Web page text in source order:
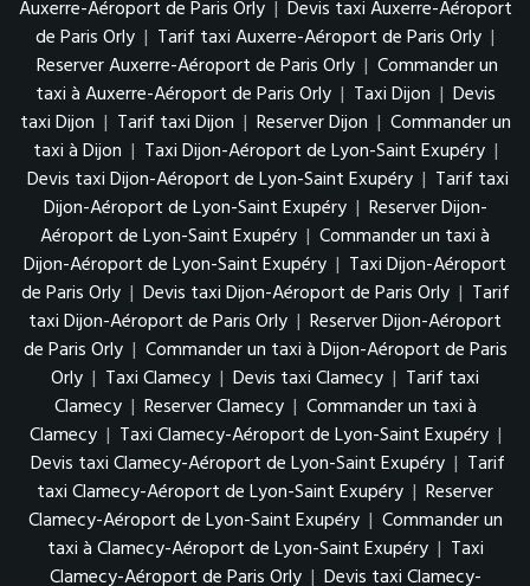
Auxerre-Aéroport de Paris Orly | Devis taxi Auxerre-Aéroport
de Paris Orly | Tarif taxi Auxerre-Aéroport de Paris Orly |
Reserver Auxerre-Aéroport de Paris Orly | Commander un
taxi à Auxerre-Aéroport de Paris Orly | Taxi Dijon | Devis
taxi Dijon | Tarif taxi Dijon | Reserver Dijon | Commander un
taxi à Dijon | Taxi Dijon-Aéroport de Lyon-Saint Exupéry |
Devis taxi Dijon-Aéroport de Lyon-Saint Exupéry | Tarif taxi
Dijon-Aéroport de Lyon-Saint Exupéry | Reserver Dijon-
Aéroport de Lyon-Saint Exupéry | Commander un taxi à
Dijon-Aéroport de Lyon-Saint Exupéry | Taxi Dijon-Aéroport
de Paris Orly | Devis taxi Dijon-Aéroport de Paris Orly | Tarif
taxi Dijon-Aéroport de Paris Orly | Reserver Dijon-Aéroport
de Paris Orly | Commander un taxi à Dijon-Aéroport de Paris
Orly | Taxi Clamecy | Devis taxi Clamecy | Tarif taxi
Clamecy | Reserver Clamecy | Commander un taxi à
Clamecy | Taxi Clamecy-Aéroport de Lyon-Saint Exupéry |
Devis taxi Clamecy-Aéroport de Lyon-Saint Exupéry | Tarif
taxi Clamecy-Aéroport de Lyon-Saint Exupéry | Reserver
Clamecy-Aéroport de Lyon-Saint Exupéry | Commander un
taxi à Clamecy-Aéroport de Lyon-Saint Exupéry | Taxi
Clamecy-Aéroport de Paris Orly | Devis taxi Clamecy-